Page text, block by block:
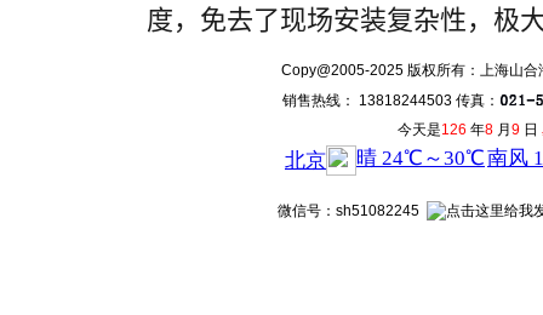
度，免去了现场安装复杂性，极